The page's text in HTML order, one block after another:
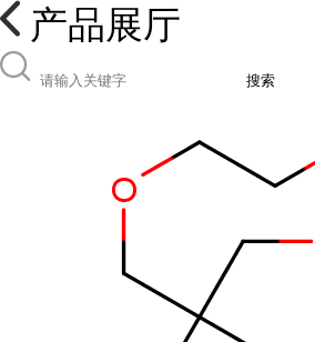
产品展厅
搜索